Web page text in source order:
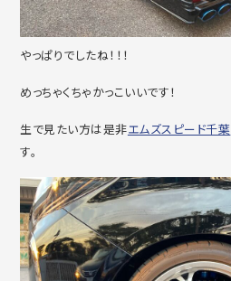
やっぱりでしたね！！！
めっちゃくちゃかっこいいです！
生で見たい方は是非エムズスピード千葉
す。